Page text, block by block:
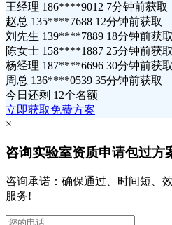
王经理 186****9012 7分钟前获取
赵总 135****7688 12分钟前获取
刘先生 139****7889 18分钟前获取
陈女士 158****1887 25分钟前获取
杨经理 187****6696 30分钟前获取
周总 136****0539 35分钟前获取
今日还剩 12个名额
立即获取免费方案
×
咨询实验室资质申请包过方
咨询承诺：确保通过、时间短、
服务!